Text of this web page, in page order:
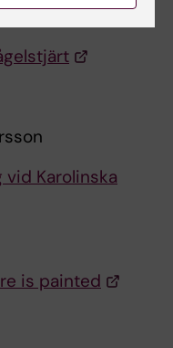
Karolinska
is painted